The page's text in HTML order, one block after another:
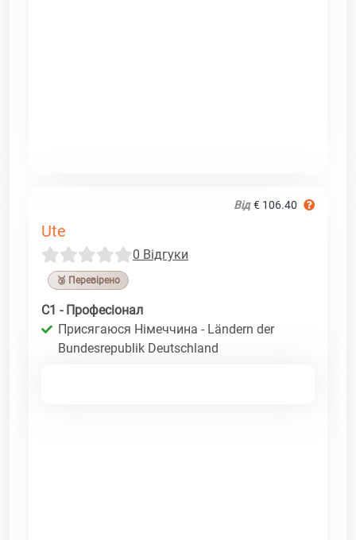
Від € 106.40
Ute
0 Відгуки
🥉 Перевірено
C1 - Професіонал
Присягаюся Німеччина - Ländern der
Bundesrepublik Deutschland